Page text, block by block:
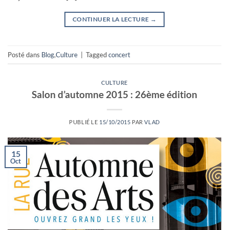
CONTINUER LA LECTURE →
Posté dans Blog,Culture | Taggedconcert
CULTURE
Salon d’automne 2015 : 26ème édition
PUBLIÉ LE 15/10/2015 PARVLAD
15
Oct